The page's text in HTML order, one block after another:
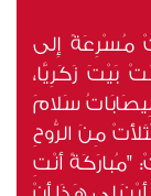
مُسْرِعَةً إِلى
بَيْتَ زَكَرِيَّا،
سَلامَ
مِنَ الرُّوحِ
أَنْتِ